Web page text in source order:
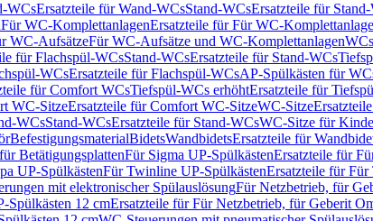
WCsErsatzteile für Wand-WCsStand-WCsErsatzteile für
Für WC-KomplettanlagenErsatzteile für Für WC-
WC-AufsätzeFür WC-Aufsätze und WC-KomplettanlagenWCs
für Flachspül-WCsStand-WCsErsatzteile für Stand-WCs
WCsErsatzteile für Flachspül-WCsAP-Spülkästen für
für Comfort WCsTiefspül-WCs erhöhtErsatzteile für
WC-SitzeErsatzteile für Comfort WC-SitzeWC-Sitze
WCsStand-WCsErsatzteile für Stand-WCsWC-Sitze für
BefestigungsmaterialBidetsWandbidetsErsatzteile für
BetätigungsplattenFür Sigma UP-SpülkästenErsatzteile für
UP-SpülkästenFür Twinline UP-SpülkästenErsatzteile für
mit elektronischer SpülauslösungFür Netzbetrieb, für
Spülkästen 12 cmErsatzteile für Für Netzbetrieb, für Geberit